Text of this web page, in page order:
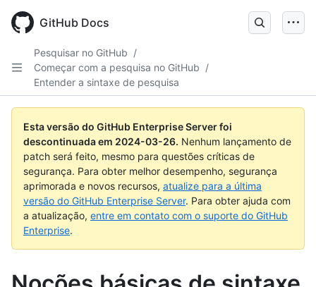
main
GitHub Docs
Pesquisar no GitHub /
Começar com a pesquisa no GitHub /
Entender a sintaxe de pesquisa
Esta versão do GitHub Enterprise Server foi
descontinuada em 2024-03-26. Nenhum lançamento de
patch será feito, mesmo para questões críticas de
segurança. Para obter melhor desempenho, segurança
aprimorada e novos recursos, atualize para a última
versão do GitHub Enterprise Server. Para obter ajuda com
a atualização, entre em contato com o suporte do GitHub
Enterprise.